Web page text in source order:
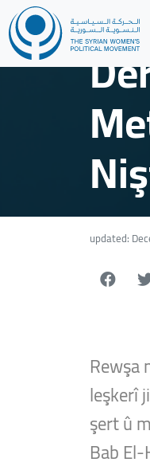
updated:
Rewşa
leşkerî
şert û
Bab